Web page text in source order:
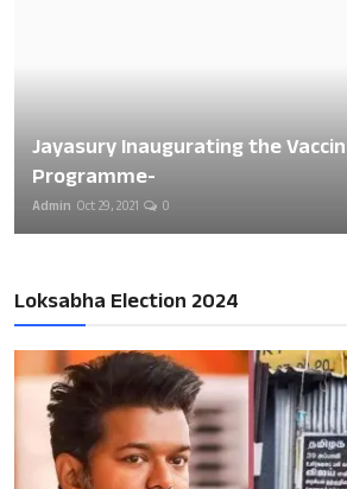
Jayasury Inaugurating the
Programme-
Admin Oct 29, 2021 0
Loksabha Election 2024